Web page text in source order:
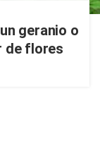
geranio o
de flores